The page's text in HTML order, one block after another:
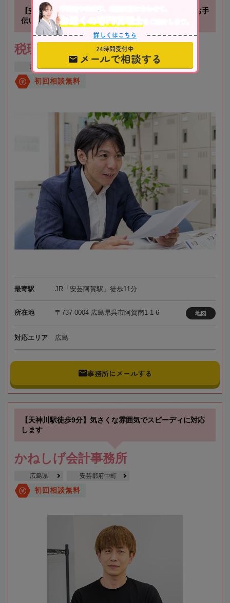
【安芸阿賀駅徒歩11分】相続に対する思いを形にするお手
伝い
税理士法人 明星
広島県 呉市
初回相談無料
最寄駅 JR「安芸阿賀駅」徒歩11分
所在地 〒737-0004 広島県呉市阿賀南1-1-6 地図
対応エリア 広島
事務所にメールする
【天神川駅徒歩9分】気さくな雰囲気でスピーディに対応
します
かねしげ会計事務所
広島県 安芸郡府中町
初回相談無料
不動産や株式等、相続資産に合わせて、
お近くの専門税理士
をご紹介します。
詳しくはこちら
24時間受付中
メールで相談する